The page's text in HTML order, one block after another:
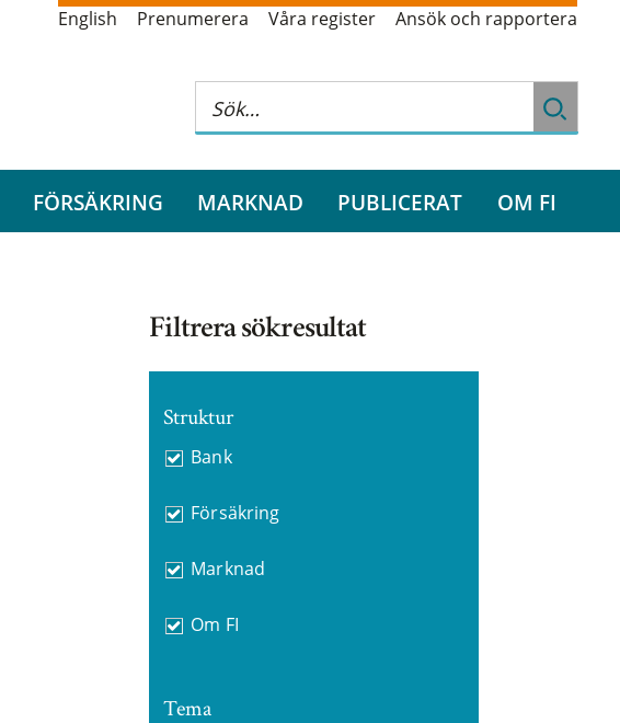
English Prenumerera Våra register Ansök och rapportera
FÖRSÄKRING MARKNAD PUBLICERAT OM FI
Filtrera sökresultat
Struktur
Bank
Försäkring
Marknad
Om FI
Tema